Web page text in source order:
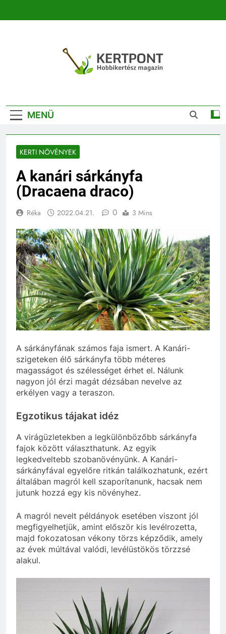
Kertészeti
Magazin |
Növénykereső És
Növényhatározó
MENÜ
KERTI NÖVÉNYEK
A kanári sárkányfa
(Dracaena draco)
Réka 2022.04.21. 0 3 Mins
A sárkányfának számos faja ismert. A Kanári-
szigeteken élő sárkányfa több méteres
magasságot és szélességet érhet el. Nálunk
nagyon jól érzi magát dézsában nevelve az
erkélyen vagy a teraszon.
Egzotikus tájakat idéz
A virágüzletekben a legkülönbözőbb sárkányfa
fajok között választhatunk. Az egyik
legkedveltebb szobanövényünk. A Kanári-
sárkányfával egyelőre ritkán találkozhatunk, ezért
általában magról kell szaporítanunk, hacsak nem
jutunk hozzá egy kis növényhez.
A magról nevelt példányok esetében viszont jól
megfigyelhetjük, amint először kis levélrozetta,
majd fokozatosan vékony törzs képződik, amely
az évek múltával valódi, levélüstökös törzzsé
alakul.